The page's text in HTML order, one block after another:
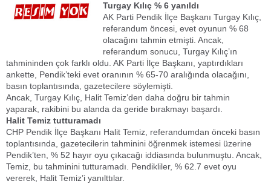
Turgay Kılıç % 6 yanıldı
AK Parti Pendik İlçe Başkanı Turgay Kılıç,
referandum öncesi, evet oyunun % 68
olacağını tahmin etmişti. Ancak,
referandum sonucu, Turgay Kılıç’ın
tahmininden çok farklı oldu. AK Parti İlçe Başkanı, yaptırdıkları
ankette, Pendik’teki evet oranının % 65-70 aralığında olacağını,
basın toplantısında, gazetecilere söylemişti.
Ancak, Turgay Kılıç, Halit Temiz’den daha doğru bir tahmin
yaparak, rakibini bu alanda da geride bırakmayı başardı.
Halit Temiz tutturamadı
CHP Pendik İlçe Başkanı Halit Temiz, referandumdan önceki basın
toplantısında, gazetecilerin tahminini öğrenmek istemesi üzerine
Pendik’ten, % 52 hayır oyu çıkacağı iddiasında bulunmuştu. Ancak,
Temiz, bu tahminini tutturamadı. Pendikliler, % 62.7 evet oyu
vererek, Halit Temiz’i yanılttılar.